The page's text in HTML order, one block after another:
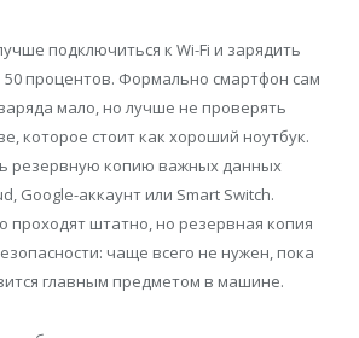
подключиться к Wi-Fi и зарядить
процентов. Формально смартфон сам
мало, но лучше не проверять
которое стоит как хороший ноутбук.
резервную копию важных данных
Google-аккаунт или Smart Switch.
проходят штатно, но резервная копия
чаще всего не нужен, пока
главным предметом в машине.